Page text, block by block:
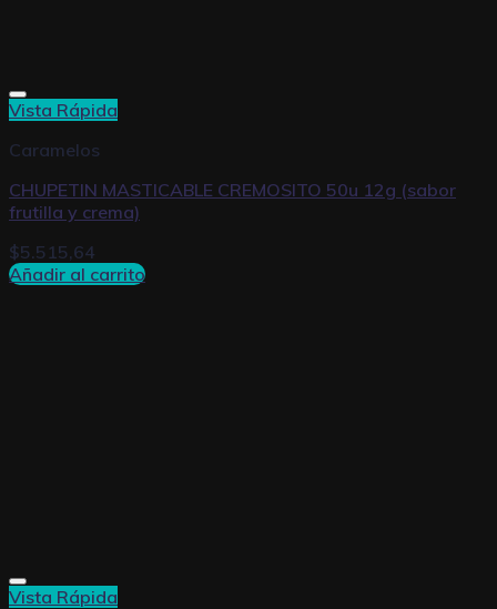
Vista Rápida
Caramelos
CHUPETIN MASTICABLE CREMOSITO 50u 12g (sabor
frutilla y crema)
$5.515,64
Añadir al carrito
Vista Rápida